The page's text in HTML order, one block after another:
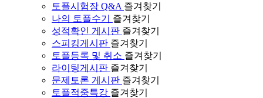
토플시험장 Q&A 즐겨찾기
나의 토플수기
즐겨찾기
성적확인 게시판 즐겨찾기
스피킹게시판 즐겨찾기
토플등록 및 취소 즐겨찾기
라이팅게시판 즐겨찾기
문제토론 게시판 즐겨찾기
토플적중특강 즐겨찾기